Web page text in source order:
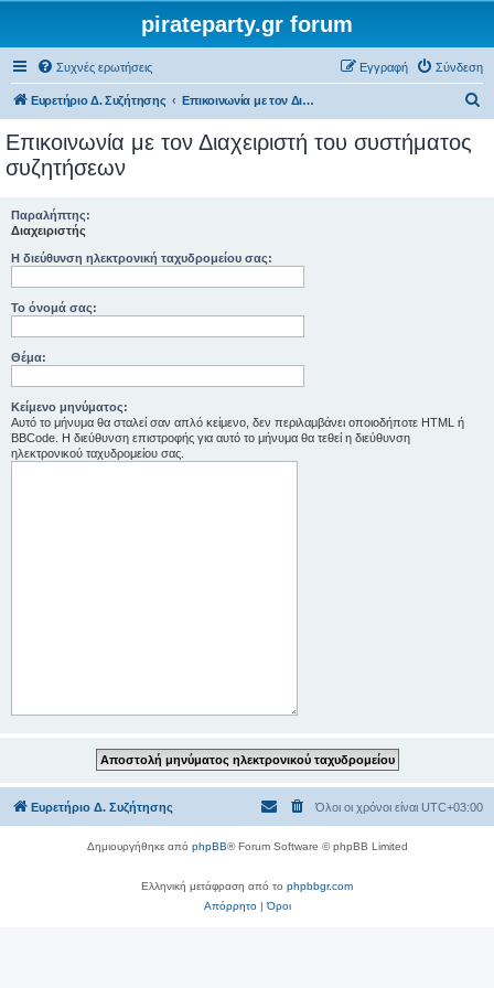
pirateparty.gr forum
Συχνές ερωτήσεις Σύνδεση
Εγγραφή
Ευρετήριο Δ. Συζήτησης Επικοινωνία με τον Διαχειριστή του συστήματος συζητήσεων
Επικοινωνία με τον Διαχειριστή του συστήματος
συζητήσεων
Παραλήπτης:
Διαχειριστής
Η διεύθυνση ηλεκτρονική ταχυδρομείου σας:
Το όνομά σας:
Θέμα:
Κείμενο μηνύματος:
Αυτό το μήνυμα θα σταλεί σαν απλό κείμενο, δεν περιλαμβάνει οποιοδήποτε HTML ή
BBCode. Η διεύθυνση επιστροφής για αυτό το μήνυμα θα τεθεί η διεύθυνση
ηλεκτρονικού ταχυδρομείου σας.
Ευρετήριο Δ. Συζήτησης Όλοι οι χρόνοι είναι UTC+03:00
Δημιουργήθηκε από phpBB® Forum Software © phpBB Limited
Ελληνική μετάφραση από το phpbbgr.com
Απόρρητο|Όροι